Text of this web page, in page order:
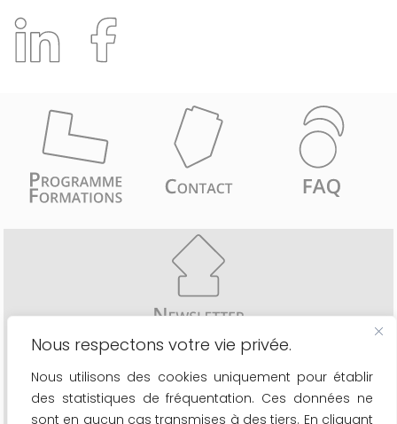
Nous respectons votre vie privée.
Nous utilisons des cookies uniquement pour établir
des statistiques de fréquentation. Ces données ne
sont en aucun cas transmises à des tiers. En cliquant
Recevez comme les 6775 inscrits une fois par mois
- les actualités du secteur
- le calendrier de nos formations
- les nouveaux outils à votre disposition